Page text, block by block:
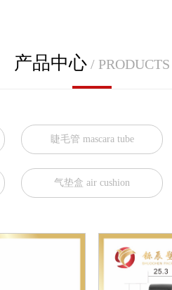
产品中心 / PRODUCTS
睫毛管 mascara tube
气垫盒 air cushion